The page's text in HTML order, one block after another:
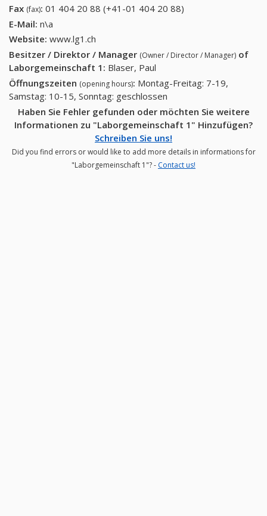
Fax (fax): 01 404 20 88 (+41-01 404 20 88)
E-Mail: n\a
Website: www.lg1.ch
Besitzer / Direktor / Manager (Owner / Director / Manager) of
Laborgemeinschaft 1 : Blaser, Paul
Öffnungszeiten (opening hours): Montag-Freitag: 7-19,
Samstag: 10-15, Sonntag: geschlossen
Haben Sie Fehler gefunden oder möchten Sie weitere
Informationen zu "Laborgemeinschaft 1" Hinzufügen?
Schreiben Sie uns!
Did you find errors or would like to add more details in informations for
"Laborgemeinschaft 1"? - Contact us!